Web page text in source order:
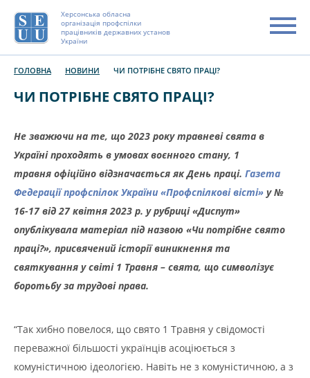
Херсонська обласна
організація профспілки
працівників державних установ
України
ГОЛОВНА НОВИНИ ЧИ ПОТРІБНЕ СВЯТО ПРАЦІ?
ЧИ ПОТРІБНЕ СВЯТО ПРАЦІ?
Не зважючи на те, що 2023 року травневі свята в
Україні проходять в умовах воєнного стану, 1
травня офіційно відзначається як День праці. Газета
Федерації профспілок України «Профспілкові вісті» у №
16-17 від 27 квітня 2023 р. у рубриці «Диспут»
опублікувала матеріал під назвою «Чи потрібне свято
праці?», присвячений історії виникнення та
святкування у світі 1 Травня – свята, що символізує
боротьбу за трудові права.
“Так хибно повелося, що свято 1 Травня у свідомості
переважної більшості українців асоціюється з
комуністичною ідеологією. Навіть не з комуністичною, а з